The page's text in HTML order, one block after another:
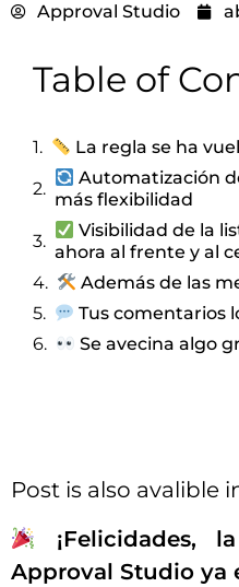
Approval Studio
Table of
La regla se ha
Automatización
más flexibilidad
Visibilidad de la
ahora al frente y al
Además de las
Tus comentarios
Se avecina algo
Post is also avalible
¡Felicidades,
Approval Studio ya